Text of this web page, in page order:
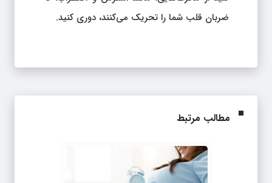
ضربان قلب شما را تحریک می‌کنند، دوری کنید.
مطالب مرتبط